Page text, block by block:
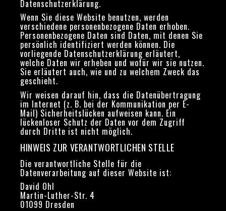
Datenschutzerklärung.
Wenn Sie diese Website benutzen, werden
verschiedene personenbezogene Daten erhoben.
Personenbezogene Daten sind Daten, mit denen Sie
persönlich identifiziert werden können. Die
vorliegende Datenschutzerklärung erläutert,
welche Daten wir erheben und wofür wir sie nutzen.
Sie erläutert auch, wie und zu welchem Zweck das
geschieht.
Wir weisen darauf hin, dass die Datenübertragung
im Internet (z. B. bei der Kommunikation per E-
Mail) Sicherheitslücken aufweisen kann. Ein
lückenloser Schutz der Daten vor dem Zugriff
durch Dritte ist nicht möglich.
HINWEIS ZUR VERANTWORTLICHEN STELLE
Die verantwortliche Stelle für die
Datenverarbeitung auf dieser Website ist:
David Ohl
Martin-Luther-Str. 4
01099 Dresden